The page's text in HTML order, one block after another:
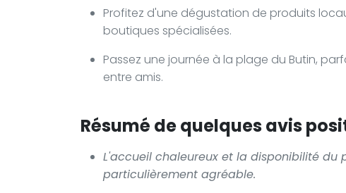
Profitez d'une dégustation de produits
boutiques spécialisées.
Passez une journée à la plage du Butin,
entre amis.
Résumé de quelques avis
L'accueil chaleureux et la disponibilité du
particulièrement agréable.